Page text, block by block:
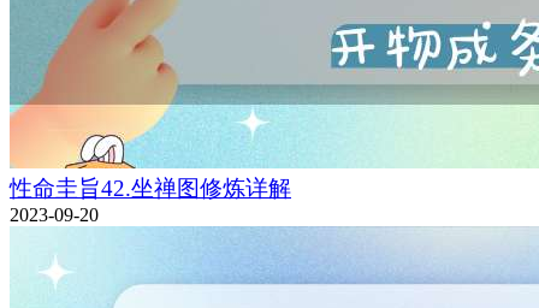
性命圭旨42.坐禅图修炼详解
2023-09-20